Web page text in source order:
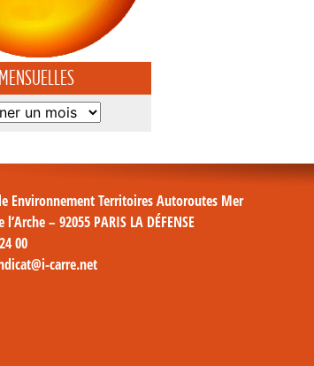
Environnement Territoires Autoroutes Mer
– 92055 PARIS LA DÉFENSE
00
carre.net